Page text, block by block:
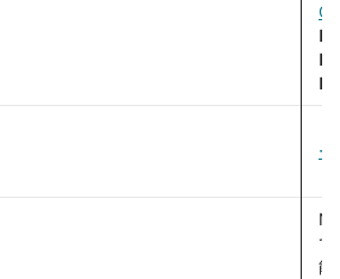
■
■
■
ー
て
能